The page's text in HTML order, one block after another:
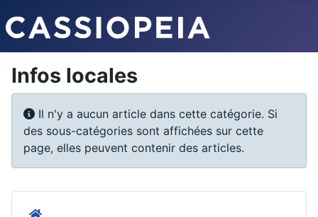
Infos locales
Info
Il n'y a aucun article dans cette catégorie. Si
des sous-catégories sont affichées sur cette
page, elles peuvent contenir des articles.